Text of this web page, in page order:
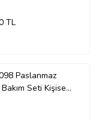
TL
Paslanmaz
Seti Kişisel